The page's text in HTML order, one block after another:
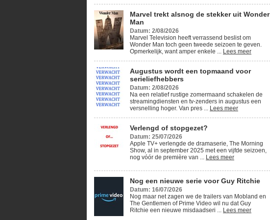
Marvel trekt alsnog de stekker uit Wonder
Man
Datum: 2/08/2026
Marvel Television heeft verrassend beslist om
Wonder Man toch geen tweede seizoen te geven.
Opmerkelijk, want amper enkele ... Lees meer
Augustus wordt een topmaand voor
serieliefhebbers
Datum: 2/08/2026
Na een relatief rustige zomermaand schakelen de
streamingdiensten en tv-zenders in augustus een
versnelling hoger. Van pres ... Lees meer
Verlengd of stopgezet?
Datum: 25/07/2026
Apple TV+ verlengde de dramaserie, The Morning
Show, al in september 2025 met een vijfde seizoen,
nog vóór de première van ... Lees meer
Nog een nieuwe serie voor Guy Ritchie
Datum: 16/07/2026
Nog maar net zagen we de trailers van Mobland en
The Gentlemen of Prime Video wil nu dat Guy
Ritchie een nieuwe misdaadseri ... Lees meer